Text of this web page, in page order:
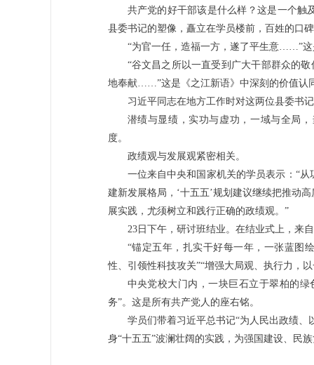
共产党的好干部该是什么样？这是一个触
县委书记的塑像，矗立在学员楼前，百姓的口
“为官一任，造福一方，遂了平生意……”
“谷文昌之所以一直受到广大干部群众的
地奉献……”这是《之江新语》中深刻的价值认
习近平同志在地方工作时对这两位县委书
潜绩与显绩，实功与虚功，一域与全局
度。
政绩观与发展观紧密相关。
一位来自中央和国家机关的学员表示：“
建新发展格局，‘十五五’规划建议继续把推动
展实践，尤须树立和践行正确的政绩观。”
23日下午，研讨班结业。在结业式上，来
“锚定五年，扎实干好每一年，一张蓝图
性、引领性科技攻关”“增强大局观、执行力，
中央党校大门内，一块巨石立于翠柏的
务”。这是所有共产党人的座右铭。
学员们带着习近平总书记“为人民出政绩
身“十五五”波澜壮阔的实践，为强国建设、民